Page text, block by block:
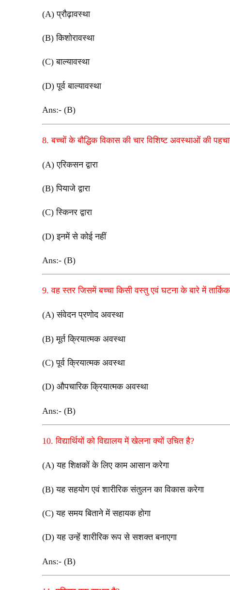
(A) प्रौढ़ावस्था
(B) किशोरावस्था
(C) बाल्यावस्था
(D) पूर्व बाल्यावस्था
Ans:- (B)
8. बच्चों के बौद्धिक विकास की चार विशिष्ट अवस्थाओं की
(A) एरिकसन द्वारा
(B) पियाजे द्वारा
(C) स्किनर द्वारा
(D) इनमें से कोई नहीं
Ans:- (B)
9. वह स्तर जिसमें बच्चा किसी वस्तु एवं घटना के बारे में
(A) संवेदन प्रणोद अवस्था
(B) मूर्त क्रियात्मक अवस्था
(C) पूर्व क्रियात्मक अवस्था
(D) औपचारिक क्रियात्मक अवस्था
Ans:- (B)
10. विद्यार्थियों को विद्यालय में खेलना क्यों उचित है?
(A) यह शिक्षकों के लिए काम आसान करेगा
(B) यह सहयोग एवं शारीरिक संतुलन का विकास करेगा
(C) यह समय बिताने में सहायक होगा
(D) यह उन्हें शारीरिक रूप से सशक्त बनाएगा
Ans:- (B)